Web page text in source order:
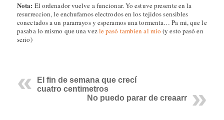
Nota: El ordenador vuelve a funcionar. Yo estuve presente en la
resurreccion, le enchufamos electrodos en los tejidos sensibles
conectados a un pararrayos y esperamos una tormenta… Pa mi, que le
pasaba lo mismo que una vezle pasó tambien al mio (y esto pasó en
serio)
El fin de semana que crecí
cuatro centimetros
No puedo parar de creaarr